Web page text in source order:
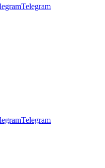
Telegram
Telegram